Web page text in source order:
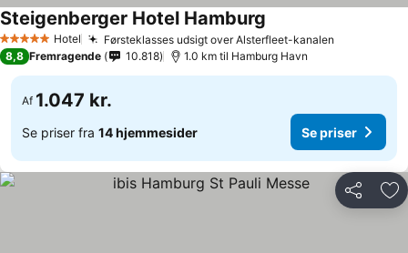
5 Stjerner Hotel Førsteklasses udsigt over Alsterfleet-kanalen
Steigenberger Hotel Hamburg
8,8 Fremragende 10.818 1.0 km til Hamburg Havn
Af 1.047 kr.
Se priser fra 14 hjemmesider Se priser
Del